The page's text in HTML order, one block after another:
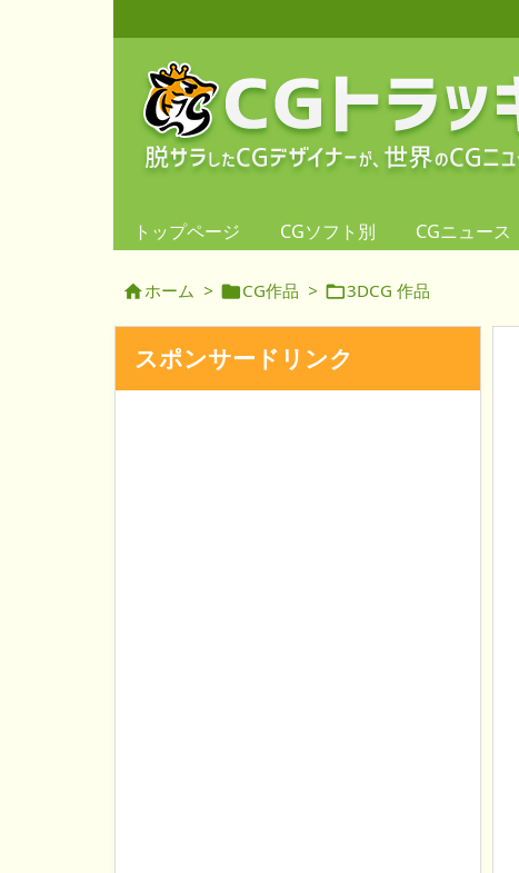
トップページ CGソフト別 CGニュース
ホーム > CG作品 > 3DCG 作品
スポンサードリンク